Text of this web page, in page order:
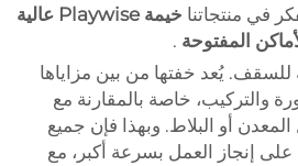
في منتجاتنا
خيمة Playwise عالية
المفتوحة .
للسقف. يُعد خفتها من بين مزاياها
والتركيب، خاصة بالمقارنة مع
أو البلاط. وبهذا فإن جميع
على إنجاز العمل بسرعة أكبر، مع